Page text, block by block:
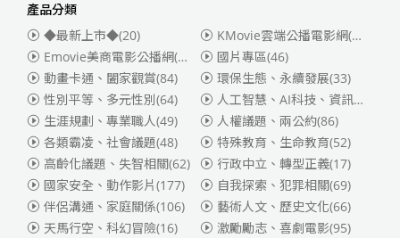
產品分類
◆最新上市◆(20)
KMovie雲端公播電影網(迪士尼、福斯、索尼)
Emovie美商電影公播網(華納)
(186)
國片專區(46)
動畫卡通、闔家觀賞(84) 環保生態、永續發展(33)
性別平等、多元性別(64) 人工智慧、AI科技、資訊安全
生涯規劃、專業職人(49) 人權議題、兩公約(86)
各類霸凌、社會議題(48) 特殊教育、生命教育(52)
高齡化議題、失智相關(62) 行政中立、轉型正義(17)
國家安全、動作影片(177) 自我探索、犯罪相關(69)
伴侶溝通、家庭關係(106) 藝術人文、歷史文化(66)
天馬行空、科幻冒險(16) 激勵勵志、喜劇電影(95)